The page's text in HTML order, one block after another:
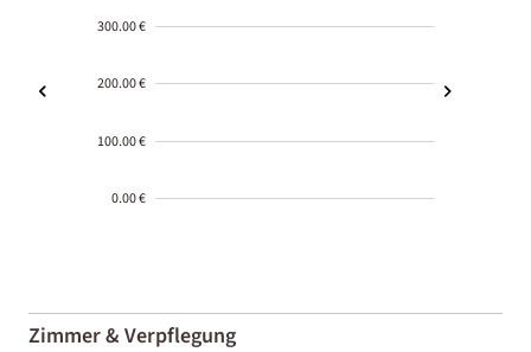
300.00 €
200.00 €
100.00 €
0.00 €
01-02
Zimmer & Verpflegung